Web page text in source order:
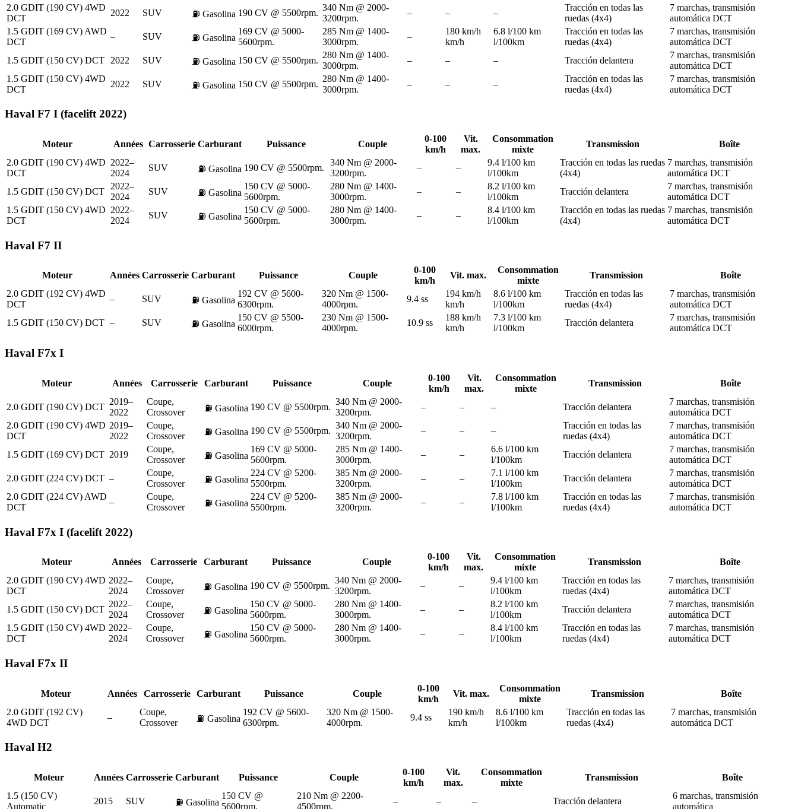
2.0 GDIT (190 CV) 4WD
DCT
2022 SUV ⛽ Gasolina 190 CV @ 5500rpm.
340 Nm @ 2000-
3200rpm.
– – –
Tracción en todas las
ruedas (4x4)
7 marchas, transmisión
automática DCT
1.5 GDIT (169 CV) AWD
DCT
– SUV ⛽ Gasolina
169 CV @ 5000-
5600rpm.
285 Nm @ 1400-
3000rpm.
–
180 km/h
km/h
6.8 l/100 km
l/100km
Tracción en todas las
ruedas (4x4)
7 marchas, transmisión
automática DCT
1.5 GDIT (150 CV) DCT
2022 SUV ⛽ Gasolina 150 CV @ 5500rpm.
280 Nm @ 1400-
3000rpm.
– – – Tracción delantera
7 marchas, transmisión
automática DCT
1.5 GDIT (150 CV) 4WD
DCT
2022 SUV ⛽ Gasolina 150 CV @ 5500rpm.
280 Nm @ 1400-
3000rpm.
– – –
Tracción en todas las
ruedas (4x4)
7 marchas, transmisión
automática DCT
Haval F7 I (facelift 2022)
Moteur Années Carrosserie Carburant Puissance Couple
0-100
km/h
Vit.
max.
Consommation
mixte
Transmission
Boîte
2.0 GDIT (190 CV) 4WD
DCT
2022–
2024
SUV ⛽ Gasolina 190 CV @ 5500rpm.
340 Nm @ 2000-
3200rpm.
– –
9.4 l/100 km
l/100km
Tracción en todas las ruedas
(4x4)
7 marchas, transmisión
automática DCT
1.5 GDIT (150 CV) DCT
2022–
2024
SUV ⛽ Gasolina
150 CV @ 5000-
5600rpm.
280 Nm @ 1400-
3000rpm.
– –
8.2 l/100 km
l/100km
Tracción delantera
7 marchas, transmisión
automática DCT
1.5 GDIT (150 CV) 4WD
DCT
2022–
2024
SUV ⛽ Gasolina
150 CV @ 5000-
5600rpm.
280 Nm @ 1400-
3000rpm.
– –
8.4 l/100 km
l/100km
Tracción en todas las ruedas
(4x4)
7 marchas, transmisión
automática DCT
Haval F7 II
Moteur Années Carrosserie Carburant Puissance Couple
0-100
km/h
Vit. max.
Consommation
mixte
Transmission
Boîte
2.0 GDIT (192 CV) 4WD
DCT
– SUV ⛽ Gasolina
192 CV @ 5600-
6300rpm.
320 Nm @ 1500-
4000rpm.
9.4 ss
194 km/h
km/h
8.6 l/100 km
l/100km
Tracción en todas las
ruedas (4x4)
7 marchas, transmisión
automática DCT
1.5 GDIT (150 CV) DCT – SUV ⛽ Gasolina
150 CV @ 5500-
6000rpm.
230 Nm @ 1500-
4000rpm.
10.9 ss
188 km/h
km/h
7.3 l/100 km
l/100km
Tracción delantera
7 marchas, transmisión
automática DCT
Haval F7x I
Moteur Années Carrosserie Carburant Puissance Couple
0-100
km/h
Vit.
max.
Consommation
mixte
Transmission Boîte
2.0 GDIT (190 CV) DCT
2019–
2022
Coupe,
Crossover
⛽ Gasolina 190 CV @ 5500rpm.
340 Nm @ 2000-
3200rpm.
– – – Tracción delantera
7 marchas, transmisión
automática DCT
2.0 GDIT (190 CV) 4WD
DCT
2019–
2022
Coupe,
Crossover
⛽ Gasolina 190 CV @ 5500rpm.
340 Nm @ 2000-
3200rpm.
– – –
Tracción en todas las
ruedas (4x4)
7 marchas, transmisión
automática DCT
1.5 GDIT (169 CV) DCT 2019
Coupe,
Crossover
⛽ Gasolina
169 CV @ 5000-
5600rpm.
285 Nm @ 1400-
3000rpm.
– –
6.6 l/100 km
l/100km
Tracción delantera
7 marchas, transmisión
automática DCT
2.0 GDIT (224 CV) DCT –
Coupe,
Crossover
⛽ Gasolina
224 CV @ 5200-
5500rpm.
385 Nm @ 2000-
3200rpm.
– –
7.1 l/100 km
l/100km
Tracción delantera
7 marchas, transmisión
automática DCT
2.0 GDIT (224 CV) AWD
DCT
–
Coupe,
Crossover
⛽ Gasolina
224 CV @ 5200-
5500rpm.
385 Nm @ 2000-
3200rpm.
– –
7.8 l/100 km
l/100km
Tracción en todas las
ruedas (4x4)
7 marchas, transmisión
automática DCT
Haval F7x I (facelift 2022)
Moteur Années Carrosserie Carburant Puissance Couple
0-100
km/h
Vit.
max.
Consommation
mixte
Transmission
Boîte
2.0 GDIT (190 CV) 4WD
DCT
2022–
2024
Coupe,
Crossover
⛽ Gasolina 190 CV @ 5500rpm.
340 Nm @ 2000-
3200rpm.
– –
9.4 l/100 km
l/100km
Tracción en todas las
ruedas (4x4)
7 marchas, transmisión
automática DCT
1.5 GDIT (150 CV) DCT
2022–
2024
Coupe,
Crossover
⛽ Gasolina
150 CV @ 5000-
5600rpm.
280 Nm @ 1400-
3000rpm.
– –
8.2 l/100 km
l/100km
Tracción delantera
7 marchas, transmisión
automática DCT
1.5 GDIT (150 CV) 4WD
DCT
2022–
2024
Coupe,
Crossover
⛽ Gasolina
150 CV @ 5000-
5600rpm.
280 Nm @ 1400-
3000rpm.
– –
8.4 l/100 km
l/100km
Tracción en todas las
ruedas (4x4)
7 marchas, transmisión
automática DCT
Haval F7x II
Moteur Années Carrosserie Carburant Puissance Couple
0-100
km/h
Vit. max.
Consommation
mixte
Transmission
Boîte
2.0 GDIT (192 CV)
4WD DCT
–
Coupe,
Crossover
⛽ Gasolina
192 CV @ 5600-
6300rpm.
320 Nm @ 1500-
4000rpm.
9.4 ss
190 km/h
km/h
8.6 l/100 km
l/100km
Tracción en todas las
ruedas (4x4)
7 marchas, transmisión
automática DCT
Haval H2
Moteur Années Carrosserie Carburant Puissance Couple
0-100
km/h
Vit.
max.
Consommation
mixte
Transmission
Boîte
1.5 (150 CV)
Automatic
2015 SUV ⛽ Gasolina
150 CV @
5600rpm.
210 Nm @ 2200-
4500rpm.
– – – Tracción delantera
6 marchas, transmisión
automática